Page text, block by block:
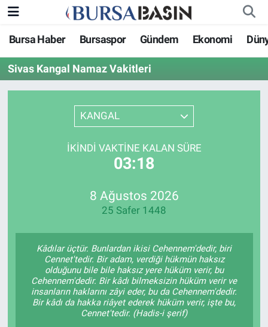
Bursa Haber Bursaspor Gündem Ekonomi
Sivas Kangal Namaz Vakitleri
KANGAL
İKINDI VAKTINE KALAN SÜRE
03:18
8 Ağustos 2026
25 Safer 1448
Kâdılar üçtür. Bunlardan ikisi Cehennem'dedir, biri
Cennet'tedir. Bir adam, verdiği hükmün haksız
olduğunu bile bile haksız yere hüküm verir, bu
Cehennem'dedir. Bir kâdı bilmeksizin hüküm verir ve
insanların haklarını zâyi eder, bu da Cehennem'dedir.
Bir kâdı da hakka riâyet ederek hüküm verir, işte bu,
Cennet'tedir. (Hadis-i şerif)
Bursa Haber
Genel
Gündem
Sağlık
Bursa Nöbetçi Eczaneler
Bursa Hava Durumu
Bursa Namaz Vakitleri
Süper Lig Puan Durumu ve Fikstür
Tüm Manşetler
Haber Arşivi